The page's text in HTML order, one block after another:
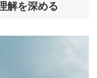
解を深める